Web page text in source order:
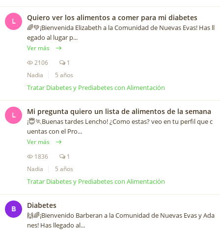
L Quiero ver los alimentos a comer para mi diabetes
🌈💚¡Bienvenida Elizabeth a la Comunidad de Nuevas Evas! Has ll
egado al lugar p...
Ver más
2106
1
Nadia
5 años
Tratar Diabetes y Prediabetes con Alimentación
L Mi pregunta quiero un lista de alimentos de la semana
¡😇🏃Buenas tardes Lencho! ¿Como estas? veo en tu perfil que c
uentas con el Pro...
Ver más
1836
1
Nadia
5 años
Tratar Diabetes y Prediabetes con Alimentación
B Diabetes
🙌🌈¡Bienvenido Barberan a la Comunidad de Nuevas Evas y Ada
nes! Has llegado al...